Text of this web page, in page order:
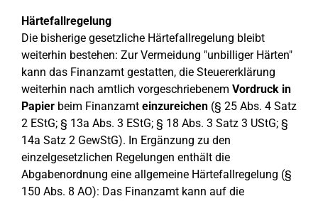
Härtefallregelung
Die bisherige gesetzliche Härtefallregelung bleibt
weiterhin bestehen: Zur Vermeidung "unbilliger Härten"
kann das Finanzamt gestatten, die Steuererklärung
weiterhin nach amtlich vorgeschriebenem Vordruck in
Papier beim Finanzamt einzureichen (§ 25 Abs. 4 Satz
2 EStG; § 13a Abs. 3 EStG; § 18 Abs. 3 Satz 3 UStG; §
14a Satz 2 GewStG). In Ergänzung zu den
einzelgesetzlichen Regelungen enthält die
Abgabenordnung eine allgemeine Härtefallregelung (§
150 Abs. 8 AO): Das Finanzamt kann auf die